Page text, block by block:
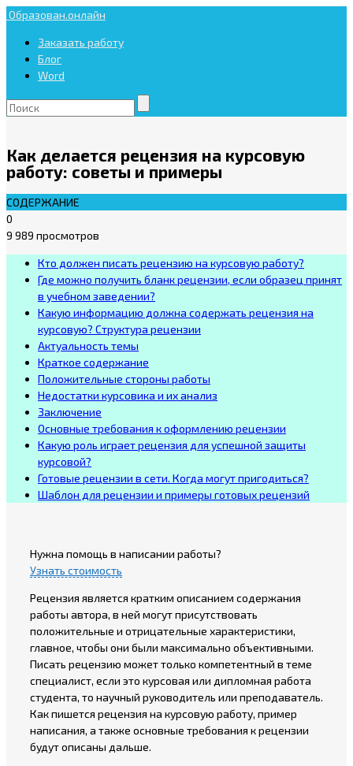
Образован.онлайн
Заказать работу
Блог
Word
Как делается рецензия на курсовую
работу: советы и примеры
СОДЕРЖАНИЕ
0
9 989 просмотров
Кто должен писать рецензию на курсовую работу?
Где можно получить бланк рецензии, если образец принят
в учебном заведении?
Какую информацию должна содержать рецензия на
курсовую? Структура рецензии
Актуальность темы
Краткое содержание
Положительные стороны работы
Недостатки курсовика и их анализ
Заключение
Основные требования к оформлению рецензии
Какую роль играет рецензия для успешной защиты
курсовой?
Готовые рецензии в сети. Когда могут пригодиться?
Шаблон для рецензии и примеры готовых рецензий
Нужна помощь в написании работы?
Узнать стоимость
Рецензия является кратким описанием содержания
работы автора, в ней могут присутствовать
положительные и отрицательные характеристики,
главное, чтобы они были максимально объективными.
Писать рецензию может только компетентный в теме
специалист, если это курсовая или дипломная работа
студента, то научный руководитель или преподаватель.
Как пишется рецензия на курсовую работу, пример
написания, а также основные требования к рецензии
будут описаны дальше.